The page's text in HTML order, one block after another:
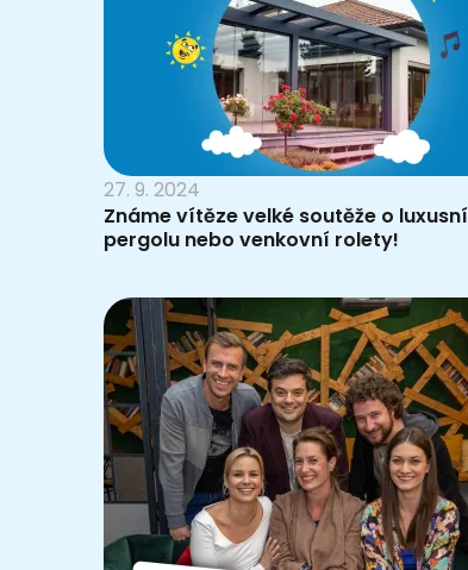
27. 9. 2024
Známe vítěze velké soutěže o luxusní
pergolu nebo venkovní rolety!